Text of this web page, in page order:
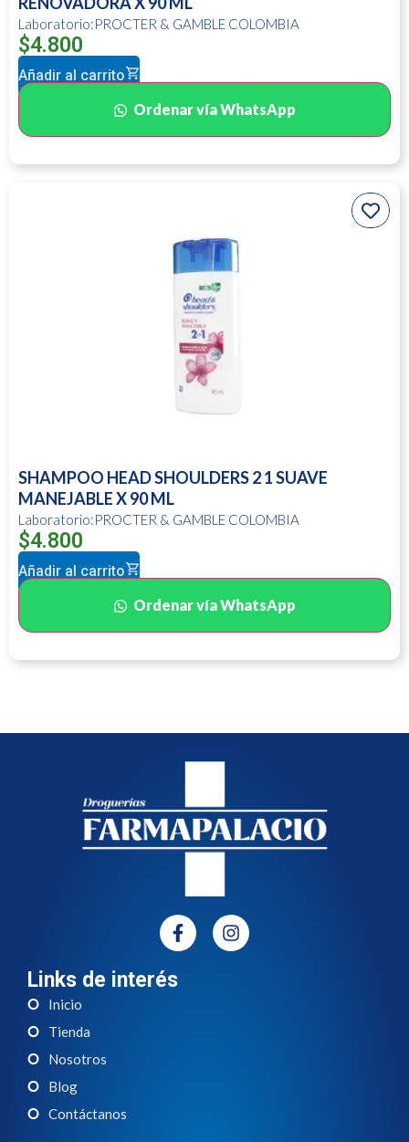
Laboratorio:PROCTER & GAMBLE COLOMBIA
$4.800
Añadir al carrito
Ordenar vía WhatsApp
SHAMPOO HEAD SHOULDERS 2 1 SUAVE
MANEJABLE X 90 ML
Laboratorio:PROCTER & GAMBLE COLOMBIA
$4.800
Añadir al carrito
Ordenar vía WhatsApp
Links de interés
Inicio
Tienda
Nosotros
Blog
Contáctanos